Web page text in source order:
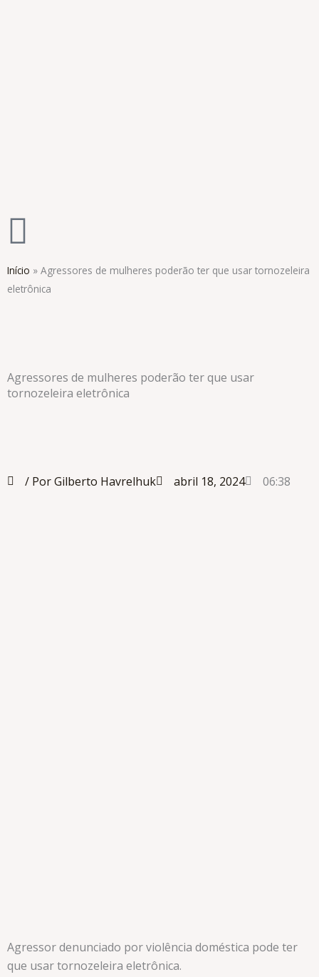
Início » Agressores de mulheres poderão ter que usar tornozeleira
eletrônica
Agressores de mulheres poderão ter que usar
tornozeleira eletrônica
/ Por Gilberto Havrelhuk abril 18, 2024 06:38
Agressor denunciado por violência doméstica pode ter
que usar tornozeleira eletrônica.